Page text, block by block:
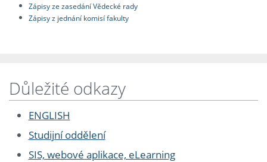
Zápisy ze zasedání Vědecké rady
Zápisy z jednání komisí fakulty
Důležité odkazy
ENGLISH
Studijní oddělení
SIS, webové aplikace, eLearning